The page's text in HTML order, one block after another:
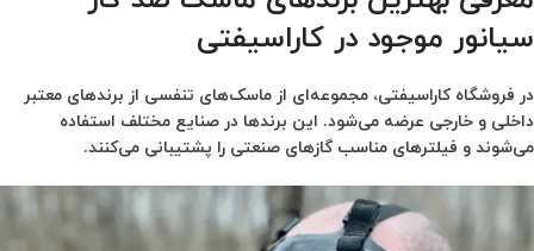
سیانور موجود در کاراسیفتی
در فروشگاه کاراسیفتی، مجموعه‌ای از ماسک‌های تنفسی از برندهای معتبر
داخلی و خارجی عرضه می‌شود. این برندها در صنایع مختلف استفاده
می‌شوند و فیلترهای مناسب گازهای صنعتی را پشتیبانی می‌کنند.